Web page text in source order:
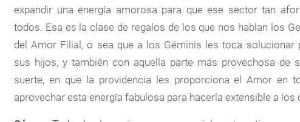
expandir una energía amorosa para que ese sector tan
todos. Esa es la clase de regalos de los que nos hablan los
del Amor Filial, o sea que a los Géminis les toca solucionar
sus hijos, y también con aquella parte más provechosa de
suerte, en que la providencia les proporciona el Amor en
aprovechar esta energía fabulosa para hacerla extensible a los